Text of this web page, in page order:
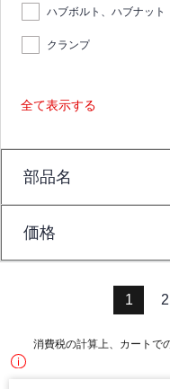
ハブボルト、ハブナット
クランプ
全て表示する
部品名
価格
1 2
消費税の計算上、カートで